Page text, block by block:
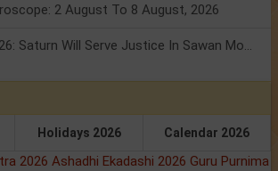
2 August To 8 August, 2026
Shanivar Vrat 2026: Saturn Will Serve Justice In Sawan Month!
Holidays 2026 Calendar 2026
2026 Ashadhi Ekadashi 2026 Guru Purnima